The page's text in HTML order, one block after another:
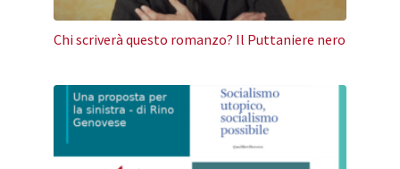
Chi scriverà questo romanzo? Il Puttaniere nero